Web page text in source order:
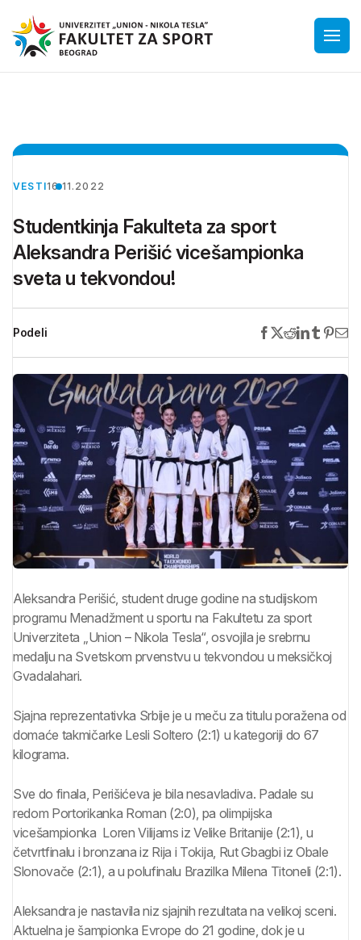
VESTI16.11.2022
Studentkinja Fakulteta za sport
Aleksandra Perišić vicešampionka
sveta u tekvondou!
Podeli
Aleksandra Perišić, student druge godine na studijskom
programu Menadžment u sportu na Fakultetu za sport
Univerziteta „Union – Nikola Tesla“, osvojila je srebrnu
medalju na Svetskom prvenstvu u tekvondou u meksičkoj
Gvadalahari.
Sjajna reprezentativka Srbije je u meču za titulu poražena od
domaće takmičarke Lesli Soltero (2:1) u kategoriji do 67
kilograma.
Sve do finala, Perišićeva je bila nesavladiva. Padale su
redom Portorikanka Roman (2:0), pa olimpijska
vicešampionka Loren Vilijams iz Velike Britanije (2:1), u
četvrtfinalu i bronzana iz Rija i Tokija, Rut Gbagbi iz Obale
Slonovače (2:1), a u polufinalu Brazilka Milena Titoneli (2:1).
Aleksandra je nastavila niz sjajnih rezultata na velikoj sceni.
Aktuelna je šampionka Evrope do 21 godine, dok je u